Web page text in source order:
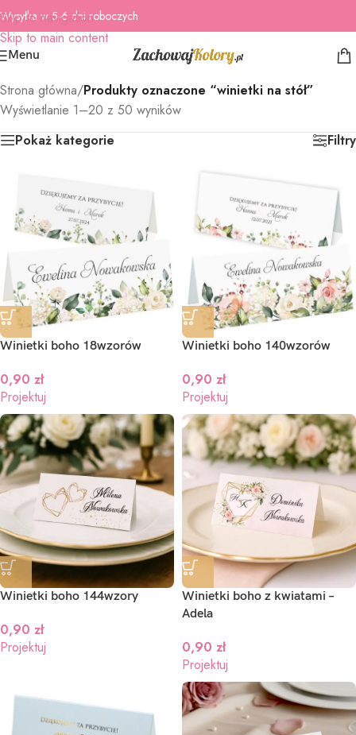
Skip to navigation
Skip to main content
Wysyłka w 5-6 dni roboczych
Menu
Strona główna/Produkty oznaczone “winietki na stół”
Wyświetlanie 1–20 z 50 wyników
Pokaż kategorie Filtry
Winietki boho 18wzorów
0,90 zł
Projektuj
Winietki boho 140wzorów
0,90 zł
Projektuj
Winietki boho 144wzory
0,90 zł
Projektuj
Winietki boho z kwiatami –
Adela
0,90 zł
Projektuj